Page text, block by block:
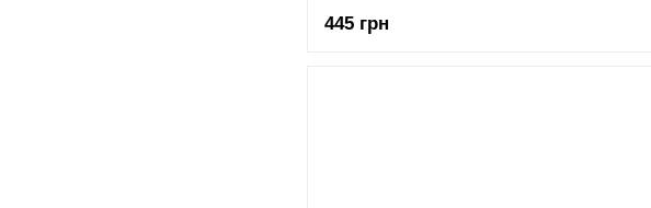
445 грн